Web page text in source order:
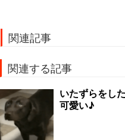
関連記事
関連する記事
いたずらをし
可愛い♪